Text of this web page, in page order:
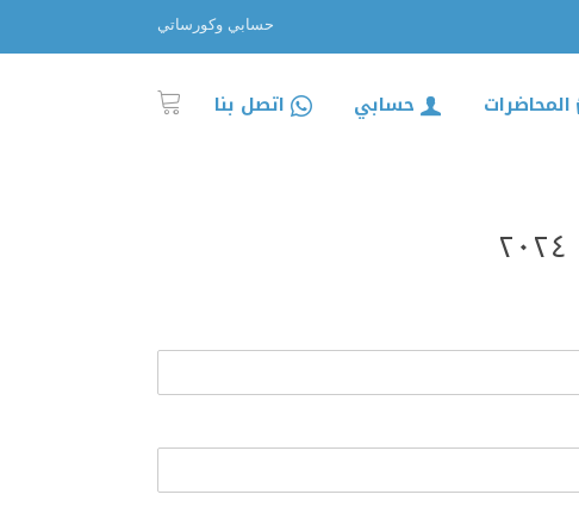
حسابي وكورساتي
المحاضرات حسابي اتصل بنا